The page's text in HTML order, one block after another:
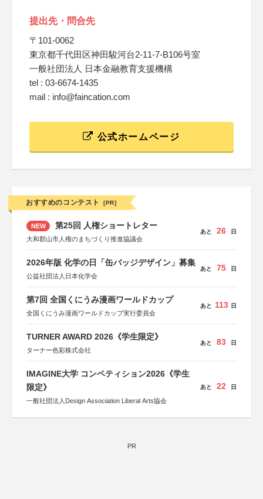
提出先・問合先
〒101-0062
東京都千代田区神田駿河台2-11-7-B106号室
一般社団法人 日本金融教育支援機構
tel : 03-6674-1435
mail : info@faincation.com
公式ホームページ
おすすめのコンテスト [PR]
NEW 第25回 人権ショートレター
大和郡山市人権のまちづくり推進協議会
あと 26 日
2026年版 化学の日「缶バッジデザイン」募集
公益社団法人日本化学会
あと 75 日
第7回 全国くにうみ漫画ワールドカップ
全国くにうみ漫画ワールドカップ実行委員会
あと 113 日
TURNER AWARD 2026《学生限定》
ターナー色彩株式会社
あと 83 日
IMAGINE大学 コンペティション2026《学生
限定》
一般社団法人Design Association Liberal Arts協会
あと 22 日
PR